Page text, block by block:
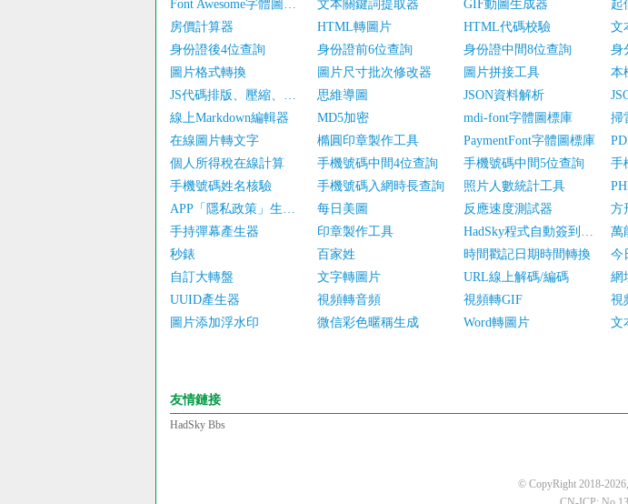
Font Awesome字體圖標庫
文本關鍵詞提取器 GIF動圖生成器 起
房價計算器
HTML轉圖片 HTML代碼校驗 文
身份證後4位查詢
身份證前6位查詢 身份證中間8位查詢 身
圖片格式轉換
圖片尺寸批次修改器 圖片拼接工具 本
JS代碼排版、壓縮、加密/混淆
思維導圖 JSON資料解析
線上Markdown編輯器
MD5加密 mdi-font字體圖標庫 掃
在線圖片轉文字
橢圓印章製作工具 PaymentFont字體圖標庫
個人所得稅在線計算
手機號碼中間4位查詢 手機號碼中間5位查詢 手
手機號碼姓名核驗
手機號碼入網時長查詢 照片人數統計工具
APP「隱私政策」生成器
每日美圖 反應速度測試器 方
手持彈幕產生器
印章製作工具 HadSky程式自動簽到工具 萬
秒錶
百家姓 時間戳記日期時間轉換 今
自訂大轉盤
文字轉圖片 URL線上解碼/編碼 網
UUID產生器
視頻轉音頻 視頻轉GIF 視
圖片添加浮水印
微信彩色暱稱生成 Word轉圖片 文
友情鏈接
HadSky Bbs
© CopyRight 2018-